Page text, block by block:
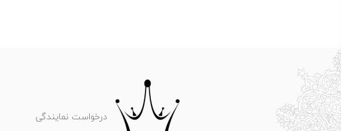
درخواست نمایندگی